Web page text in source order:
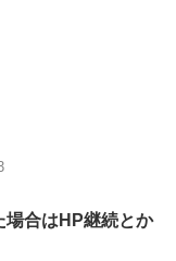
場合はHP継続とか